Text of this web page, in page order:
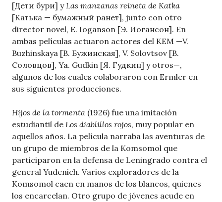
[Дети бури] yLas manzanas reineta de Katka
[Катька — бумажный ранет], junto con otro
director novel, E. Ioganson [Э. Иогансон]. En
ambas películas actuaron actores del KEM —V.
Buzhinskaya [В. Бужинская], V. Solovtsov [В.
Соловцов], Ya. Gudkin [Я. Гудкин] y otros—,
algunos de los cuales colaboraron con Ermler en
sus siguientes producciones.
Hijos de la tormenta (1926) fue una imitación
estudiantil de Los diablillos rojos, muy popular en
aquellos años. La película narraba las aventuras de
un grupo de miembros de la Komsomol que
participaron en la defensa de Leningrado contra el
general Yudenich. Varios exploradores de la
Komsomol caen en manos de los blancos, quienes
los encarcelan. Otro grupo de jóvenes acude en